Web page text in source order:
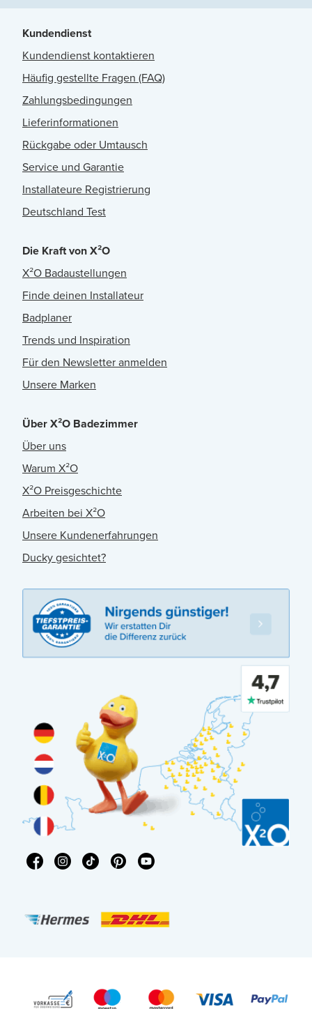
Kundendienst
Kundendienst kontaktieren
Häufig gestellte Fragen (FAQ)
Zahlungsbedingungen
Lieferinformationen
Rückgabe oder Umtausch
Service und Garantie
Installateure Registrierung
Deutschland Test
Die Kraft von X²O
X²O Badaustellungen
Finde deinen Installateur
Badplaner
Trends und Inspiration
Für den Newsletter anmelden
Unsere Marken
Über X²O Badezimmer
Über uns
Warum X²O
X²O Preisgeschichte
Arbeiten bei X²O
Unsere Kundenerfahrungen
Ducky gesichtet?